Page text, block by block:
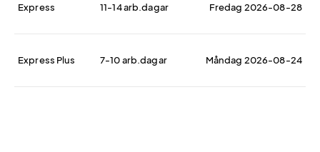
Express 11-14 arb.dagar Fredag 2026-08-28
Express Plus 7-10 arb.dagar Måndag 2026-08-24